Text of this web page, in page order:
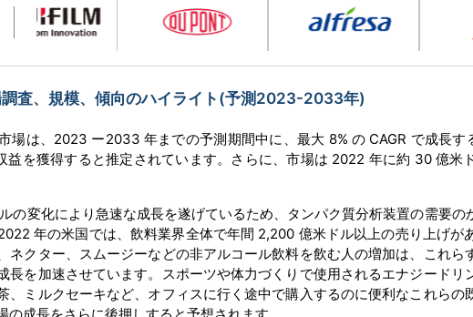
査、規模、傾向のハイライト(予測2023-2033年)
場は、2023 ー2033 年までの予測期間中に、最大 8% の CAGR で成長
益を獲得すると推定されています。さらに、市場は 2022 年に約 30 億米
の変化により急速な成長を遂げているため、タンパク質分析装置の需要の
年の米国では、飲料業界全体で年間 2,200 億米ドル以上の売り上げが
ネクター、スムージーなどの非アルコール飲料を飲む人の増加は、これら
長を加速させています。スポーツや体力づくりで使用されるエナジードリ
、ミルクセーキなど、オフィスに行く途中で購入するのに便利なこれらの